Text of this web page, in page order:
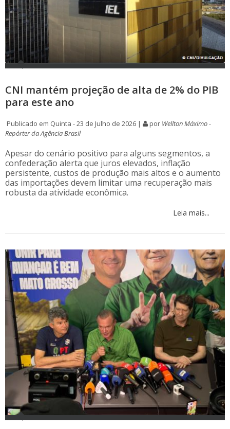
CNI mantém projeção de alta de 2% do PIB
para este ano
Publicado em Quinta - 23 de Julho de 2026 | por Wellton Máximo -
Repórter da Agência Brasil
Apesar do cenário positivo para alguns segmentos, a
confederação alerta que juros elevados, inflação
persistente, custos de produção mais altos e o aumento
das importações devem limitar uma recuperação mais
robusta da atividade econômica.
Leia mais...